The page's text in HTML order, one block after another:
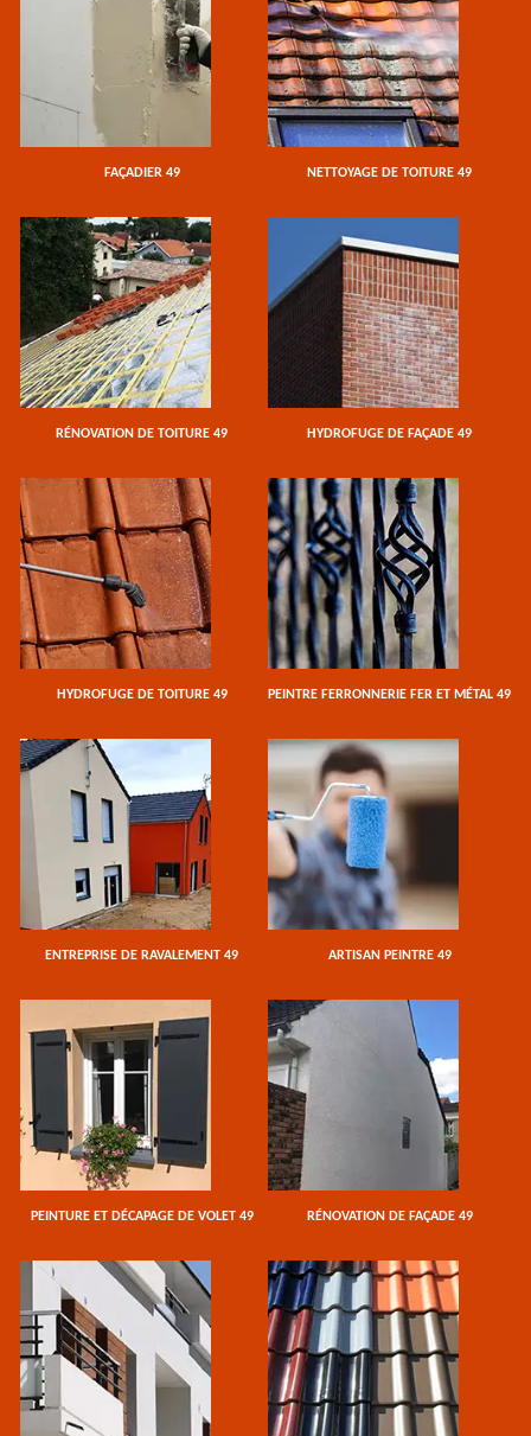
FAÇADIER 49 NETTOYAGE DE TOITURE 49
RÉNOVATION DE TOITURE 49 HYDROFUGE DE FAÇADE 49
HYDROFUGE DE TOITURE 49 PEINTRE FERRONNERIE FER ET MÉTAL 49
ENTREPRISE DE RAVALEMENT 49 ARTISAN PEINTRE 49
PEINTURE ET DÉCAPAGE DE VOLET 49 RÉNOVATION DE FAÇADE 49